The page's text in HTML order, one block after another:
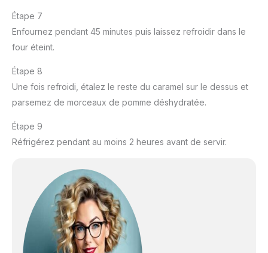
Étape 7
Enfournez pendant 45 minutes puis laissez refroidir dans le
four éteint.
Étape 8
Une fois refroidi, étalez le reste du caramel sur le dessus et
parsemez de morceaux de pomme déshydratée.
Étape 9
Réfrigérez pendant au moins 2 heures avant de servir.